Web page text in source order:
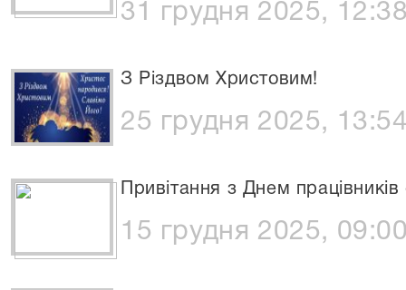
31 грудня 2025,
З Різдвом Христовим!
25 грудня 2025,
Привітання з Днем працівників
15 грудня 2025,